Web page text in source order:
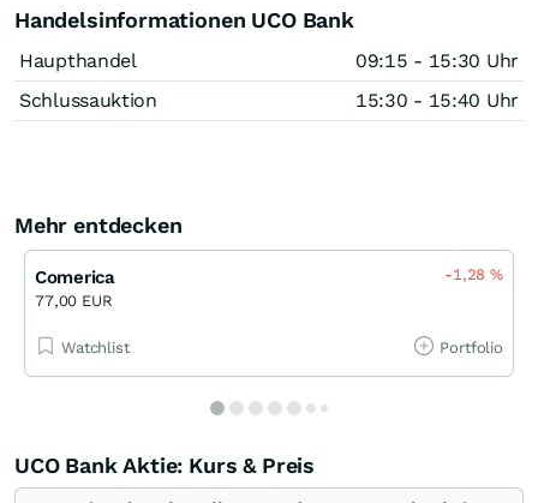
Handelsinformationen UCO Bank
Haupthandel
09:15 - 15:30 Uhr
Schlussauktion
15:30 - 15:40 Uhr
Mehr entdecken
Comerica
77,00 EUR
-1,28%
Watchlist Portfolio
UCO Bank Aktie: Kurs & Preis